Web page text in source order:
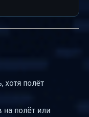
хотя полёт
на полёт или